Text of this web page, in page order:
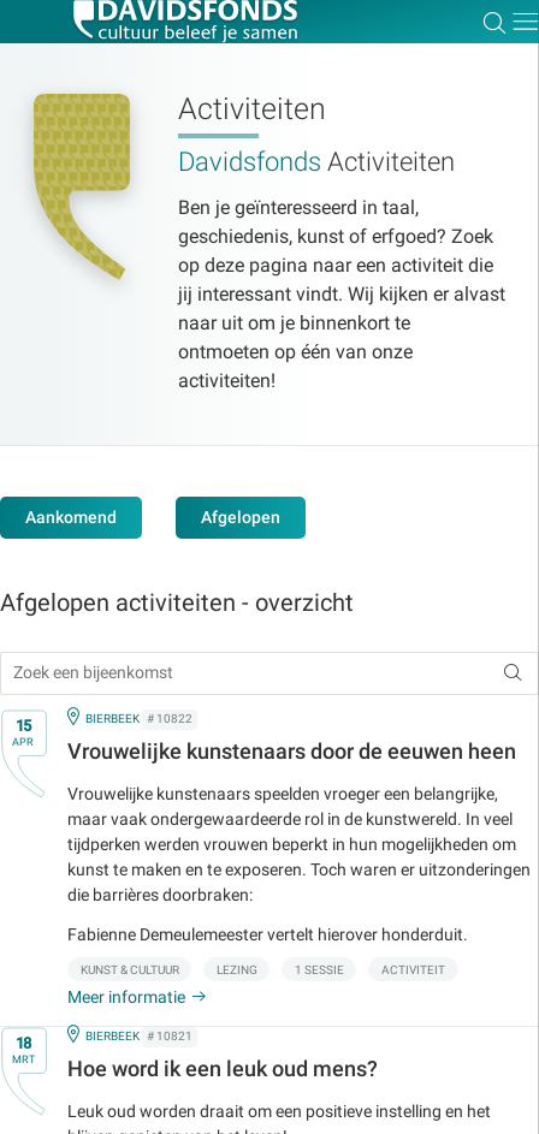
Activiteiten
Davidsfonds Activiteiten
Ben je geïnteresseerd in taal,
geschiedenis, kunst of erfgoed? Zoek
op deze pagina naar een activiteit die
jij interessant vindt. Wij kijken er alvast
naar uit om je binnenkort te
ontmoeten op één van onze
activiteiten!
Aankomend Afgelopen
Afgelopen activiteiten - overzicht
Op15
APR
IN
BIERBEEK # 10822
Vrouwelijke kunstenaars door de eeuwen heen
Vrouwelijke kunstenaars speelden vroeger een belangrijke,
maar vaak ondergewaardeerde rol in de kunstwereld. In veel
tijdperken werden vrouwen beperkt in hun mogelijkheden om
kunst te maken en te exposeren. Toch waren er uitzonderingen
die barrières doorbraken:
Fabienne Demeulemeester vertelt hierover honderduit.
KUNST & CULTUUR LEZING 1 SESSIE ACTIVITEIT
Meer informatie
Op18
MRT
IN
BIERBEEK # 10821
Hoe word ik een leuk oud mens?
Leuk oud worden draait om een positieve instelling en het
Zoek:
Zoeken